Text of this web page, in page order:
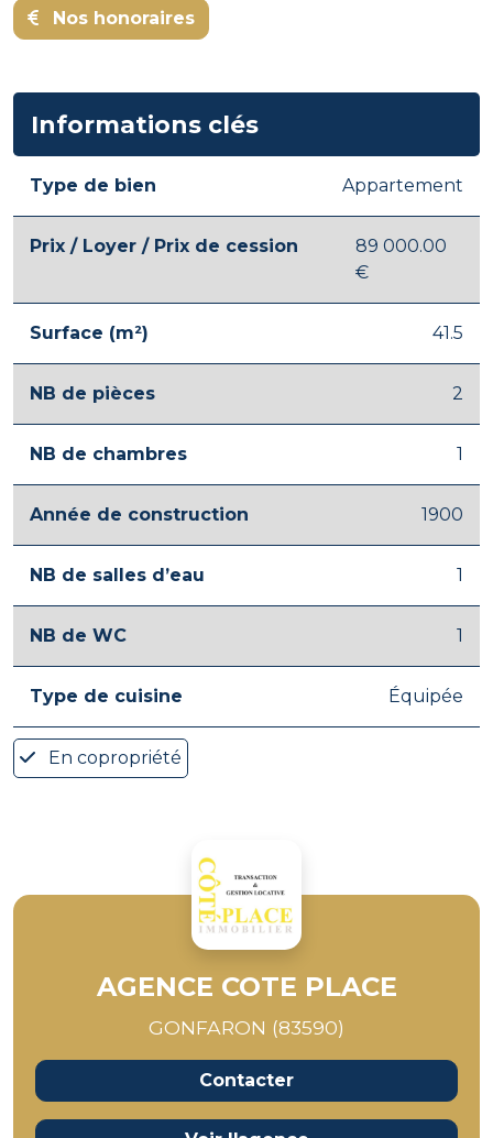
Nos honoraires
Informations clés
Type de bien Appartement
Prix / Loyer / Prix de cession
89 000.00
€
Surface (m²) 41.5
NB de pièces 2
NB de chambres 1
Année de construction 1900
NB de salles d’eau 1
NB de WC 1
Type de cuisine Équipée
En copropriété
AGENCE COTE PLACE
GONFARON (83590)
Contacter